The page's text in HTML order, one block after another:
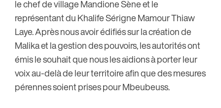
le chef de village Mandione Sène et le
représentant du Khalife Sérigne Mamour Thiaw
Laye. Après nous avoir édifiés sur la création de
Malika et la gestion des pouvoirs, les autorités ont
émis le souhait que nous les aidions à porter leur
voix au-delà de leur territoire afin que des mesures
pérennes soient prises pour Mbeubeuss.